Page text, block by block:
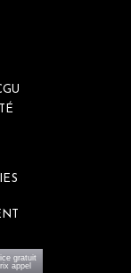
gratuit
appel